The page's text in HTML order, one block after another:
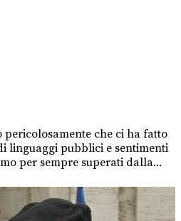
pericolosamente che ci ha fatto
linguaggi pubblici e sentimenti
per sempre superati dalla...